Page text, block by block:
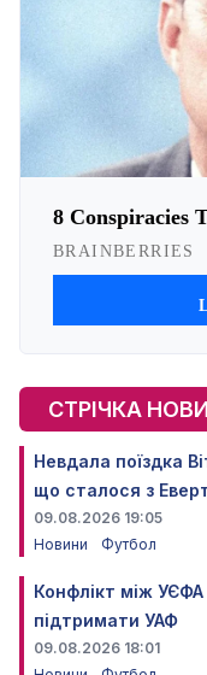
СТРІЧКА
Невдала поїздка
що сталося з
09.08.2026 19:05
Новини
Футбол
Конфлікт між
підтримати УАФ
09.08.2026 18:01